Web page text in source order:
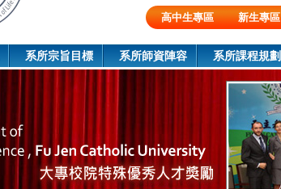
高中生專區 新生專區
系所宗旨目標 系所師資陣容 系所課程規劃